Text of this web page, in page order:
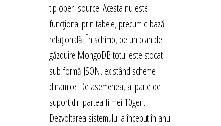
tip open-source. Acesta nu este
funcțional prin tabele, precum o bază
relațională. În schimb, pe un plan de
găzduire MongoDB totul este stocat
sub formă JSON, existând scheme
dinamice. De asemenea, ai parte de
suport din partea firmei 10gen.
Dezvoltarea sistemului a început în anul